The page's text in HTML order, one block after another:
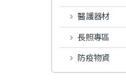
醫護器材
長照專區
防疫物資